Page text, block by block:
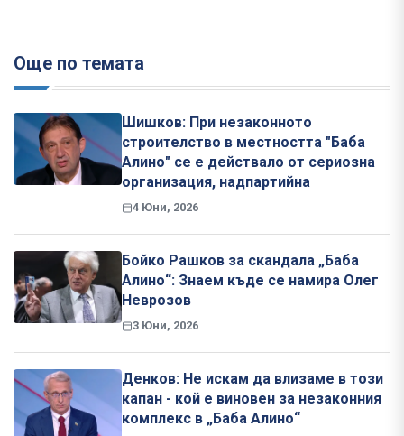
Още по темата
Шишков: При незаконното
строителство в местността "Баба
Алино" се е действало от сериозна
организация, надпартийна
4 Юни, 2026
Бойко Рашков за скандала „Баба
Алино“: Знаем къде се намира Олег
Неврозов
3 Юни, 2026
Денков: Не искам да влизаме в този
капан - кой е виновен за незаконния
комплекс в „Баба Алино“